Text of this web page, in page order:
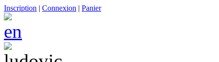
Inscription | Connexion | Panier